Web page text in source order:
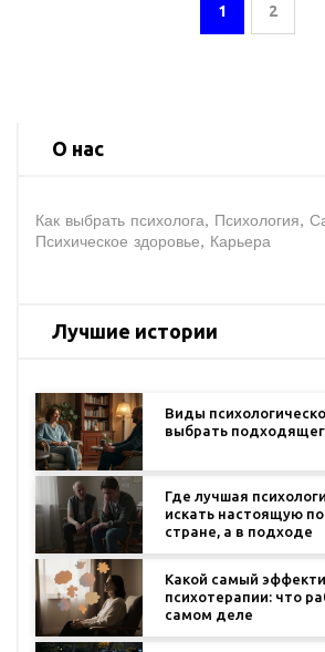
1 2
О нас
Как выбрать психолога, Психология,
Психическое здоровье, Карьера
Лучшие истории
Виды
выбрать
Где лучшая
искать настоящую
стране, а в подходе
Какой самый
психотерапии: что
самом деле